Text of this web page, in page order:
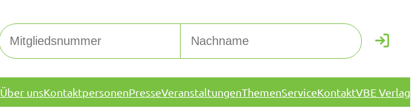
Über unsKontaktpersonenPresseVeranstaltungenThemenServiceKontaktVBE Verlag